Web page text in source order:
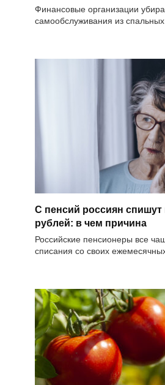
Финансовые организации
самообслуживания из
С пенсий россиян спишут
рублей: в чем причина
Российские пенсионеры все
списания со своих